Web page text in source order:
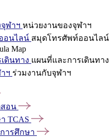
ฬาฯ หน่วยงานของจุฬาฯ
อนไลน์ สมุดโทรศัพท์ออนไลน์
Map
ดินทาง แผนที่และการเดินทาง
ฯ ร่วมงานกับจุฬาฯ
อน
TCAS
ารศึกษา